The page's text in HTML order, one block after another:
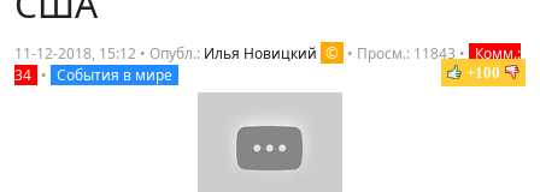
11-12-2018, 15:12 • Опубл.: Илья Новицкий © • Просм.: 11843 • Комм.:
34 • События в мире +100